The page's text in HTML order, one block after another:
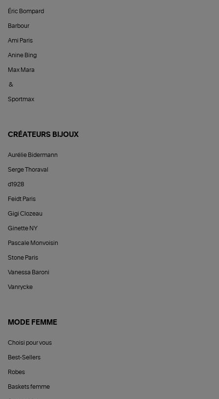
Éric Bompard
Barbour
Ami Paris
Anine Bing
Max Mara
&
Sportmax
CRÉATEURS BIJOUX
Aurélie Bidermann
Serge Thoraval
d1928
Feidt Paris
Gigi Clozeau
Ginette NY
Pascale Monvoisin
Stone Paris
Vanessa Baroni
Vanrycke
MODE FEMME
Choisi pour vous
Best-Sellers
Robes
Baskets femme